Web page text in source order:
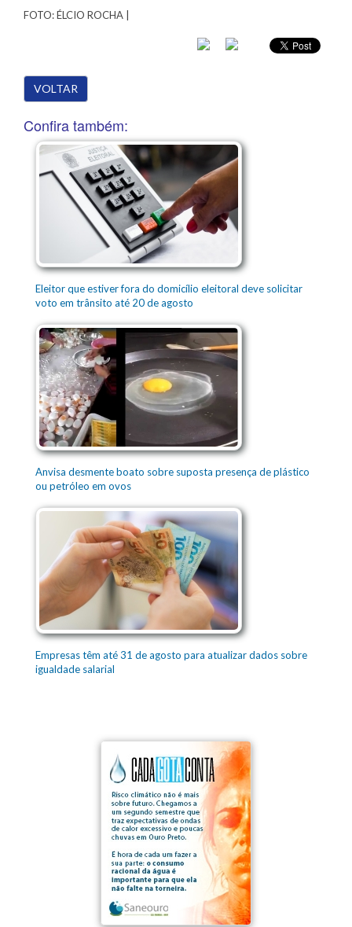
FOTO: ÉLCIO ROCHA |
VOLTAR
Confira também:
Eleitor que estiver fora do domicílio eleitoral deve solicitar
voto em trânsito até 20 de agosto
Anvisa desmente boato sobre suposta presença de plástico
ou petróleo em ovos
Empresas têm até 31 de agosto para atualizar dados sobre
igualdade salarial